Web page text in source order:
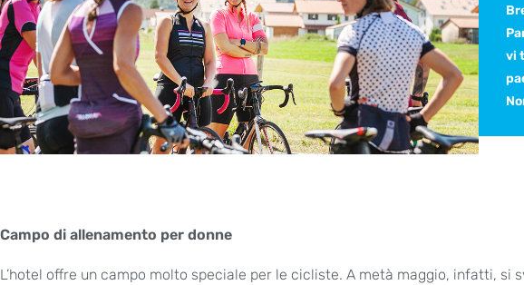
vi
Campo di allenamento per donne
L’hotel offre un campo molto speciale per le cicliste. A metà maggio, infatti, si